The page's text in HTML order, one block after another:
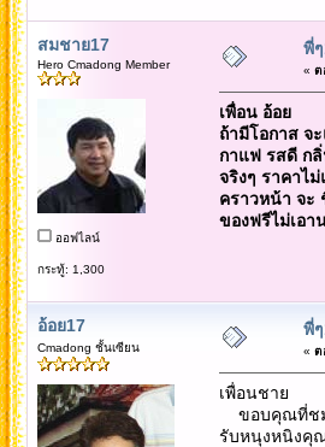
สมชาย17
Hero Cmadong Member
ออฟไลน์
กระทู้: 1,300
พี่
« ต
เพื่อน อ้อย
ถ้ามีโอกาส จ
กาแฟ รสดี ก
จริงๆ ราคาไ
คราวหน้า จะ
ของฟรีไม่เอ
อ้อย17
Cmadong ชั้นเซียน
พี่
« ต
เพื่อนชาย
ขอบคุณที่ชมช
รับหนุงหนิงคุ